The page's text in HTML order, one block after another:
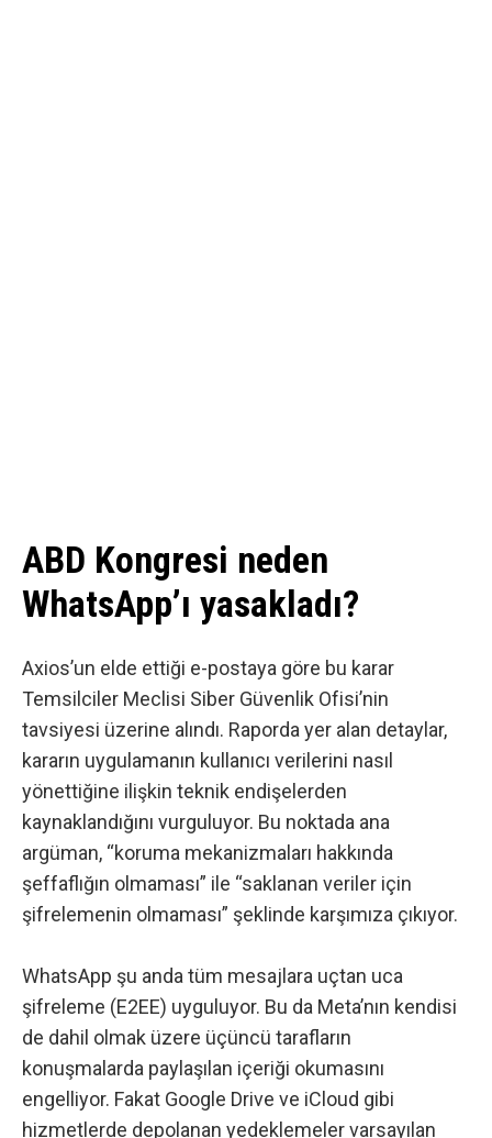
ABD Kongresi neden
WhatsApp’ı yasakladı?
Axios’un elde ettiği e-postaya göre bu karar
Temsilciler Meclisi Siber Güvenlik Ofisi’nin
tavsiyesi üzerine alındı​. Raporda yer alan detaylar,
kararın uygulamanın kullanıcı verilerini nasıl
yönettiğine ilişkin teknik endişelerden
kaynaklandığını vurguluyor. Bu noktada ana
argüman, “koruma mekanizmaları hakkında
şeffaflığın olmaması” ile “saklanan veriler için
şifrelemenin olmaması” şeklinde karşımıza çıkıyor.
WhatsApp şu anda tüm mesajlara uçtan uca
şifreleme (E2EE) uyguluyor. Bu da Meta’nın kendisi
de dahil olmak üzere üçüncü tarafların
konuşmalarda paylaşılan içeriği okumasını
engelliyor. Fakat Google Drive ve iCloud gibi
hizmetlerde depolanan yedeklemeler varsayılan